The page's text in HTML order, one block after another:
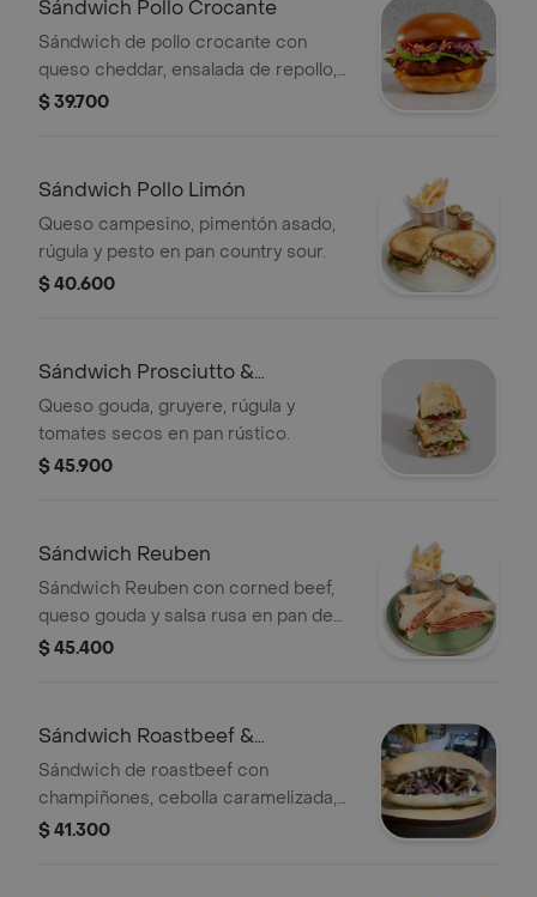
Sándwich Pollo Crocante
Sándwich de pollo crocante con
queso cheddar, ensalada de repollo,
zanahoria y salsa BBQ en pan brioche.
$ 39.700
Sándwich Pollo Limón
Queso campesino, pimentón asado,
rúgula y pesto en pan country sour.
$ 40.600
Sándwich Prosciutto &
Sopressata
Queso gouda, gruyere, rúgula y
tomates secos en pan rústico.
$ 45.900
Sándwich Reuben
Sándwich Reuben con corned beef,
queso gouda y salsa rusa en pan de
centeno. Acompañado de papas
$ 45.400
Sándwich Roastbeef &
Champignones
Sándwich de roastbeef con
champiñones, cebolla caramelizada,
jus de vino tinto, chips de ajo y
$ 41.300